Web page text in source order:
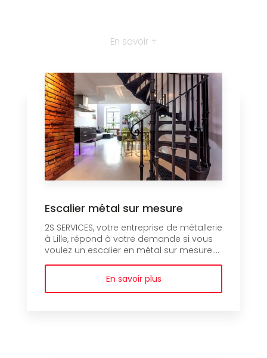
En savoir +
Escalier métal sur mesure
2S SERVICES, votre entreprise de métallerie
à Lille, répond à votre demande si vous
voulez un escalier en métal sur mesure....
En savoir plus